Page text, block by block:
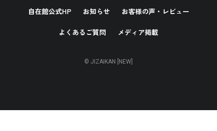
自在館公式HP お知らせ お客様の声・レビュー
よくあるご質問 メディア掲載
© JIZAIKAN [NEW]